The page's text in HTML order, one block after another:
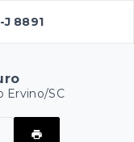
J 8891
Ervino/SC